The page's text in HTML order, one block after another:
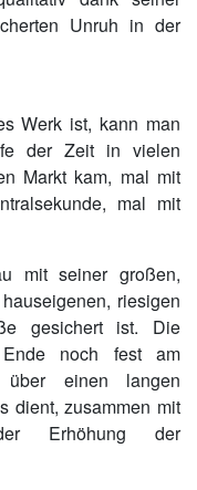
Unruh in der
Werk ist, kann man
der Zeit in vielen
Markt kam, mal mit
mal mit
mit seiner großen,
riesigen
gesichert ist. Die
noch fest am
einen langen
dient, zusammen mit
Erhöhung der